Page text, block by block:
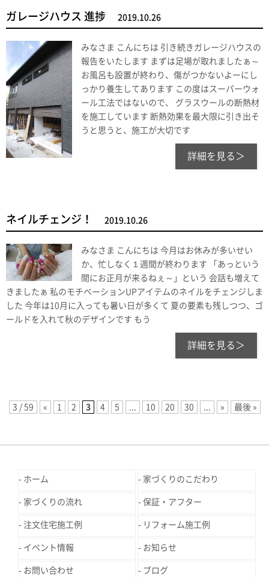
ガレージハウス 進捗 2019.10.26
みなさま こんにちは 引き続きガレージハウスの
報告をいたします まずは足場が取れましたぁ～
お風呂も設置が終わり、傷がつかないよーにし
っかり養生してあります この度はスーパーウォ
ール工法ではないので、 グラスウールの断熱材
を施工しています 断熱効果を最大限に引き出そ
うと思うと、施工が大切です
詳細を見る＞
ネイルチェンジ！ 2019.10.26
みなさま こんにちは 今月はお休みが多いせい
か、忙しなく１週間が終わります 「あっという
間にお正月が来るねぇ～」という 会話も増えて
きましたぁ 私のモチベーションUPアイテムのネイルをチェンジしま
した 今年は10月に入っても暑い日が多くて 夏の要素も残しつつ、ゴ
ールドを入れて秋のデザインです もう
詳細を見る＞
3 / 59 « 1 2 3 4 5 10 20 30 » 最後 »
ホーム 家づくりのこだわり
家づくりの流れ 保証・アフター
注文住宅施工例 リフォーム施工例
イベント情報 お知らせ
お問い合わせ ブログ